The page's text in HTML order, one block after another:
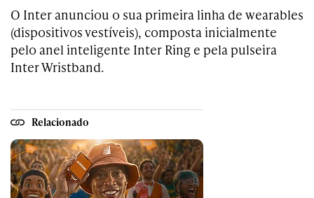
O Inter anunciou o sua primeira linha de wearables
(dispositivos vestíveis), composta inicialmente
pelo anel inteligente Inter Ring e pela pulseira
Inter Wristband.
Relacionado